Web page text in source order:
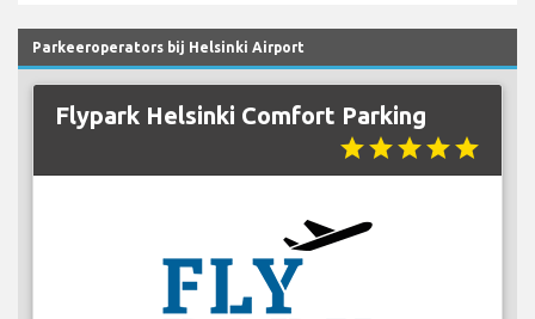
Parkeeroperators bij Helsinki Airport
Flypark Helsinki Comfort Parking
starstarstarstarstar